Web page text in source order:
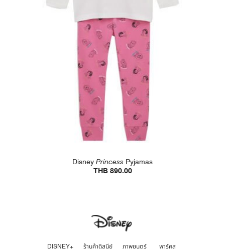
DisneyPrincess Pyjamas
THB 890.00
DISNEY+ ร้านค้าดิสนีย์ ภาพยนตร์ พาร์คส